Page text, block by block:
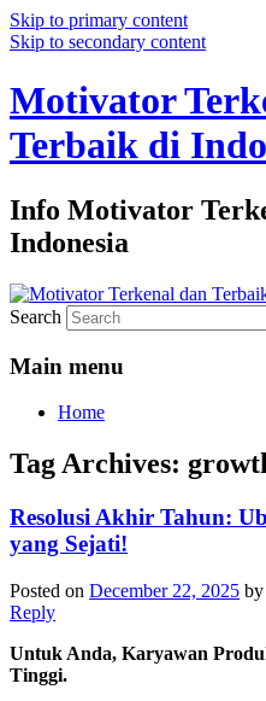
Skip to primary content
Skip to secondary content
Motivator
Terbaik di
Info Motivator
Indonesia
Search
Main menu
Home
Tag Archives:
Resolusi Akhir Tahun:
yang Sejati!
Posted on December 22, 2025 by
Reply
Untuk Anda, Karyawan
Tinggi.